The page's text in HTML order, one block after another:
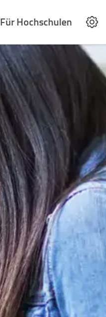
Für Hochschulen